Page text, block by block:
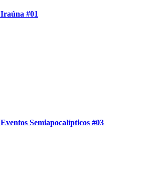
Iraúna #01
Eventos Semiapocalípticos #03